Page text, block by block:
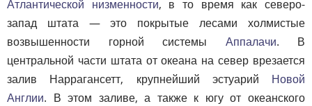
Атлантической низменности, в то время как северо-
запад штата — это покрытые лесами холмистые
возвышенности горной системы Аппалачи. В
центральной части штата от океана на север врезается
залив Наррагансетт, крупнейший эстуарий Новой
Англии. В этом заливе, а также к югу от океанского